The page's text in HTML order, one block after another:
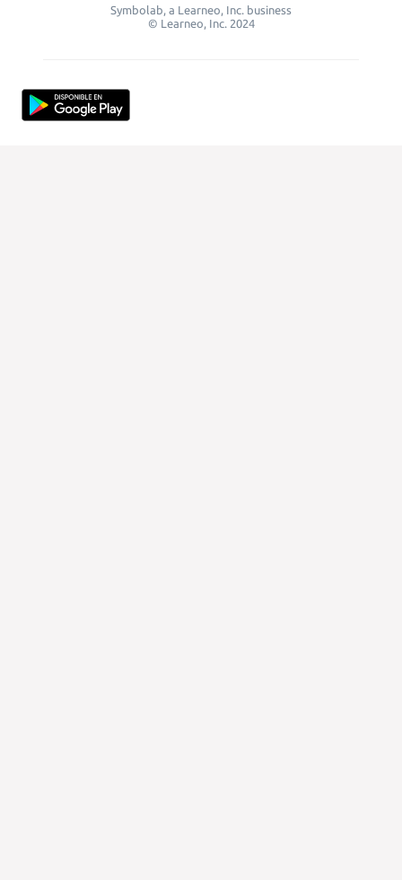
Symbolab, a Learneo, Inc. business
© Learneo, Inc. 2024